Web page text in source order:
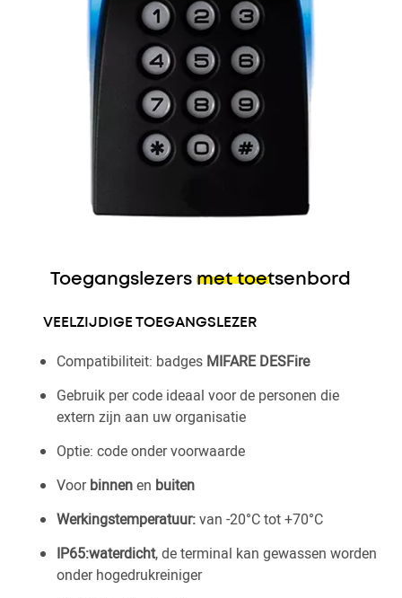
Toegangslezers met toetsenbord
VEELZIJDIGE TOEGANGSLEZER
Compatibiliteit: badges MIFARE DESFire
Gebruik per code ideaal voor de personen die
extern zijn aan uw organisatie
Optie: code onder voorwaarde
Voorbinnenen buiten
Werkingstemperatuur:van -20°C tot +70°C
IP65:waterdicht, de terminal kan gewassen worden
onder hogedrukreiniger